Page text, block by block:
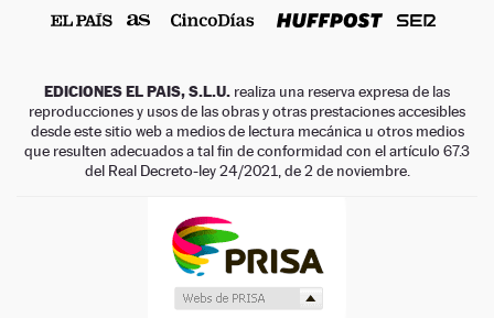
EDICIONES EL PAIS, S.L.U. realiza una reserva expresa de las
reproducciones y usos de las obras y otras prestaciones accesibles
desde este sitio web a medios de lectura mecánica u otros medios
que resulten adecuados a tal fin de conformidad con el artículo 67.3
del Real Decreto-ley 24/2021, de 2 de noviembre.